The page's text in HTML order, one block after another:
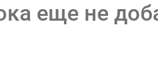
еще не